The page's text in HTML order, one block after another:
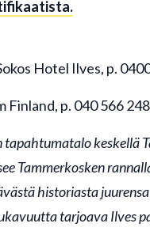
Hotel Ilves, p.
Finland, p. 040 566
keskellä
Tammerkosken
historiasta
tarjoava Ilves